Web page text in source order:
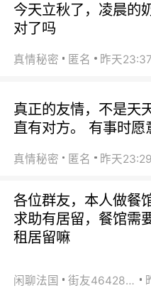
今天立秋了，凌晨的
对了吗
真情秘密 匿名 昨天23:37
真正的友情，不是天
直有对方。 有事时
真情秘密 匿名 昨天23:29
各位群友，本人做餐
求助有居留，餐馆需
租居留嘛
闲聊法国 街友46428878